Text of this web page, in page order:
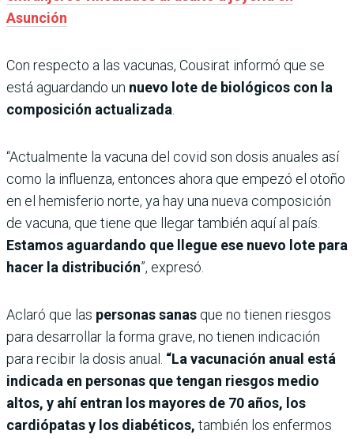
Asunción
Con respecto a las vacunas, Cousirat informó que se
está aguardando un nuevo lote de biológicos con la
composición actualizada
“Actualmente la vacuna del covid son dosis anuales así
como la influenza, entonces ahora que empezó el otoño
en el hemisferio norte, ya hay una nueva composición
de vacuna, que tiene que llegar también aquí al país.
Estamos aguardando que llegue ese nuevo lote para
hacer la distribución”, expresó.
Aclaró que las personas sanas que no tienen riesgos
para desarrollar la forma grave, no tienen indicación
para recibir la dosis anual.
“La vacunación anual está
indicada en personas que tengan riesgos medio
altos, y ahí entran los mayores de 70 años, los
cardiópatas y los diabéticos, también los enfermos